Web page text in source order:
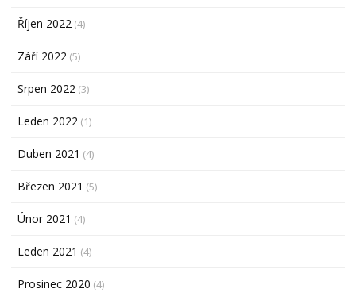
Říjen 2022 (4)
Září 2022 (5)
Srpen 2022 (3)
Leden 2022 (1)
Duben 2021 (4)
Březen 2021 (5)
Únor 2021 (4)
Leden 2021 (4)
Prosinec 2020 (4)